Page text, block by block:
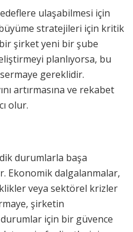
ulaşabilmesi için
stratejileri için kritik
şirket yeni bir şube
planlıyorsa, bu
gereklidir.
artırmasına ve rekabet
olur.
durumlarla başa
Ekonomik dalgalanmalar,
veya sektörel krizler
şirketin
durumlar için bir güvence